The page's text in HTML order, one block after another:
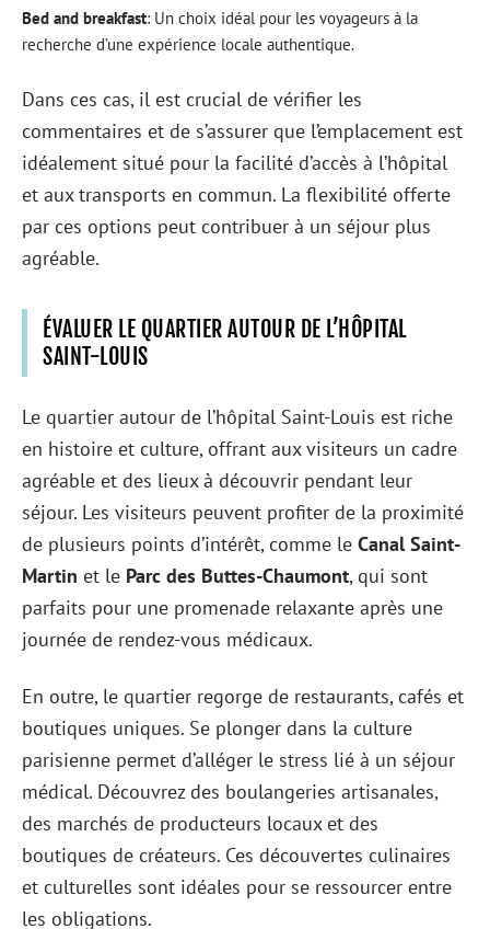
Bed and breakfast: Un choix idéal pour les voyageurs à la
recherche d’une expérience locale authentique.
Dans ces cas, il est crucial de vérifier les
commentaires et de s’assurer que l’emplacement est
idéalement situé pour la facilité d’accès à l’hôpital
et aux transports en commun. La flexibilité offerte
par ces options peut contribuer à un séjour plus
agréable.
ÉVALUER LE QUARTIER AUTOUR DE L’HÔPITAL
SAINT-LOUIS
Le quartier autour de l’hôpital Saint-Louis est riche
en histoire et culture, offrant aux visiteurs un cadre
agréable et des lieux à découvrir pendant leur
séjour. Les visiteurs peuvent profiter de la proximité
de plusieurs points d’intérêt, comme le Canal Saint-
Martin et le Parc des Buttes-Chaumont, qui sont
parfaits pour une promenade relaxante après une
journée de rendez-vous médicaux.
En outre, le quartier regorge de restaurants, cafés et
boutiques uniques. Se plonger dans la culture
parisienne permet d’alléger le stress lié à un séjour
médical. Découvrez des boulangeries artisanales,
des marchés de producteurs locaux et des
boutiques de créateurs. Ces découvertes culinaires
et culturelles sont idéales pour se ressourcer entre
les obligations.